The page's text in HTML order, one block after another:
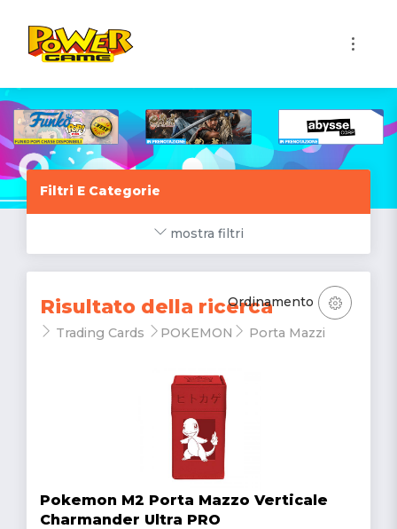
Filtri E Categorie
mostra filtri
Risultato della ricerca
Trading Cards POKEMON Porta Mazzi
Ordinamento
Pokemon M2 Porta Mazzo Verticale
Charmander Ultra PRO